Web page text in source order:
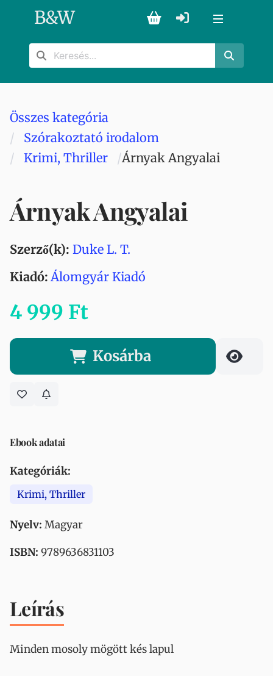
B&W
Összes kategória
Szórakoztató irodalom
Krimi, Thriller
Árnyak Angyalai
Árnyak Angyalai
Szerző(k): Duke L. T.
Kiadó: Álomgyár Kiadó
4 999 Ft
Kosárba
Ebook adatai
Kategóriák:
Krimi, Thriller
Nyelv: Magyar
ISBN: 9789636831103
Leírás
Minden mosoly mögött kés lapul